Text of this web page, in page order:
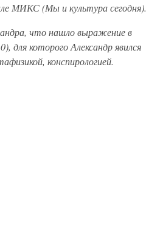
МИКС (Мы и культура сегодня).
что нашло выражение в
которого Александр явился
конспирологией.